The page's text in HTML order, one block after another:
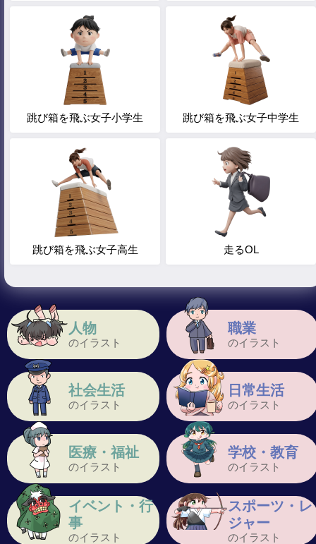
人物
のイラスト
職業
のイラスト
社会生活
のイラスト
日常生活
のイラスト
医療・福祉
のイラスト
学校・教育
のイラスト
イベント・行
事
のイラスト
スポーツ・レ
ジャー
のイラスト
跳び箱を飛ぶ女子小学生 跳び箱を飛ぶ女子中学生
跳び箱を飛ぶ女子高生 走るOL